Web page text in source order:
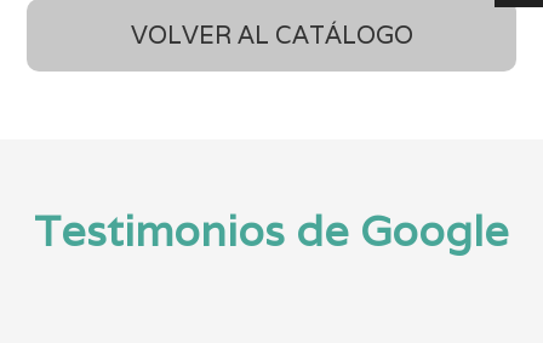
VOLVER AL CATÁLOGO
Testimonios de Google